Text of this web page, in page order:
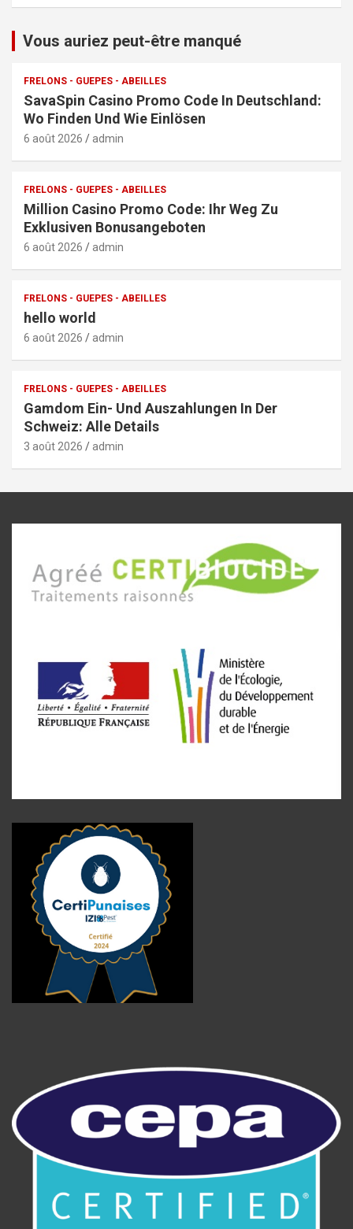
Vous auriez peut-être manqué
FRELONS - GUEPES - ABEILLES
SavaSpin Casino Promo Code In Deutschland:
Wo Finden Und Wie Einlösen
6 août 2026 admin
FRELONS - GUEPES - ABEILLES
Million Casino Promo Code: Ihr Weg Zu
Exklusiven Bonusangeboten
6 août 2026 admin
FRELONS - GUEPES - ABEILLES
hello world
6 août 2026 admin
FRELONS - GUEPES - ABEILLES
Gamdom Ein- Und Auszahlungen In Der
Schweiz: Alle Details
3 août 2026 admin